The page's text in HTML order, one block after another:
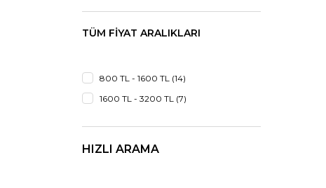
Sun (3)
Bhl (1)
Dempower (1)
TÜM FIYAT ARALIKLARI
800 TL - 1600 TL (14)
1600 TL - 3200 TL (7)
HIZLI ARAMA